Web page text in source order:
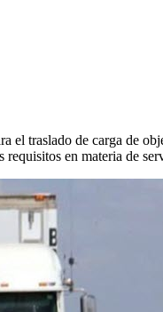
el traslado de carga de
en materia de